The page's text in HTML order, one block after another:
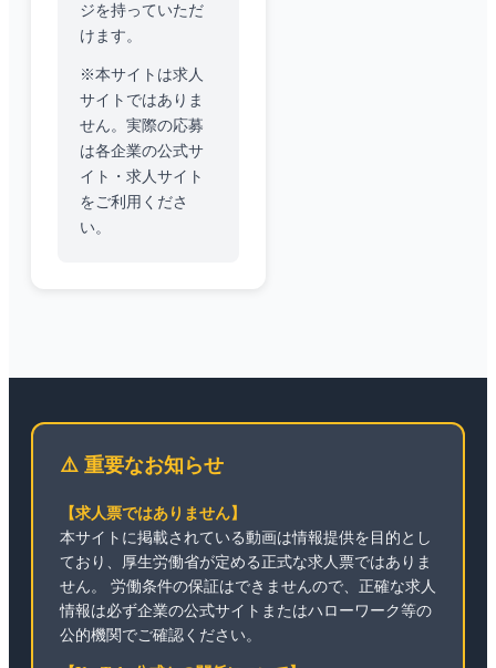
ジを持っていただ
けます。
※本サイトは求人
サイトではありま
せん。実際の応募
は各企業の公式サ
イト・求人サイト
をご利用くださ
い。
⚠️ 重要なお知らせ
【求人票ではありません】
本サイトに掲載されている動画は情報提供を目的とし
ており、厚生労働省が定める正式な求人票ではありま
せん。 労働条件の保証はできませんので、正確な求人
情報は必ず企業の公式サイトまたはハローワーク等の
公的機関でご確認ください。